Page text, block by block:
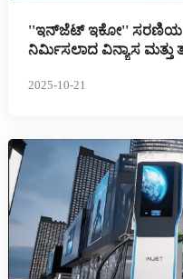
''ಇನ್‌ಜೆಟ್ ಇಕೋ'' ಸರಣಿಯ
ನಿರ್ಮಿಸಲಾದ ವಿನ್ಯಾಸ ಮತ್ತು
2025-10-21